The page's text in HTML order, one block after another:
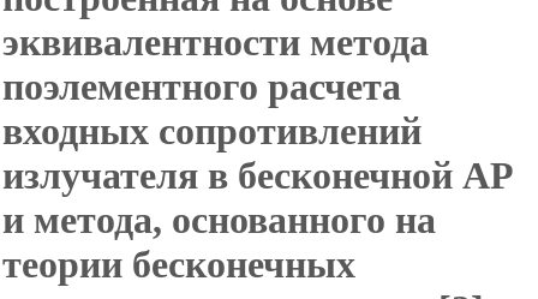
эквивалентности метода
поэлементного расчета
входных сопротивлений
излучателя в бесконечной АР
и метода, основанного на
теории бесконечных